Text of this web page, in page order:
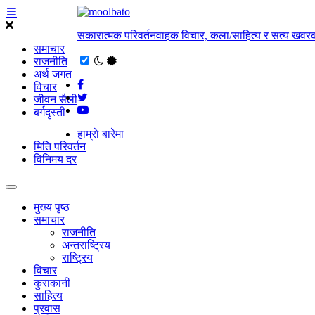
समाचार
राजनीति
अर्थ जगत
विचार
जीवन सैली
बर्गदृस्ती
सकारात्मक परिवर्तनवाहक विचार, कला/साहित्य र सत्य
हाम्राे बारेमा
मिति परिवर्तन
विनिमय दर
मुख्य पृष्ठ
समाचार
राजनीति
अन्तराष्ट्रिय
राष्ट्रिय
विचार
कुराकानी
साहित्य
प्रवास